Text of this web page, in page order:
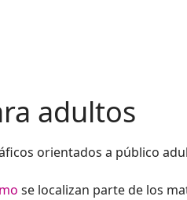
adultos
orientados a público
se localizan parte de los